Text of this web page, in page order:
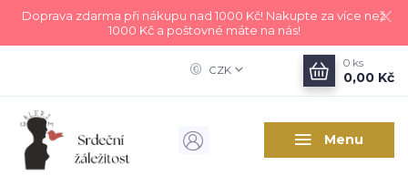
Doprava zdarma při nákupu nad 1000 Kč! Nakupte za více než
1000 Kč a poštovné máte na nás!
Menu
CZK
0 ks
0,00 Kč